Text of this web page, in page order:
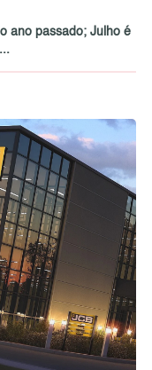
ano passado; Julho é